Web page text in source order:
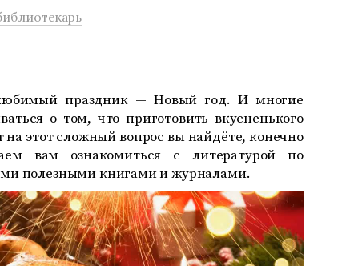
праздник — Новый год. И многие
о том, что приготовить вкусненького
этот сложный вопрос вы найдёте, конечно
вам ознакомиться с литературой по
полезными книгами и журналами.